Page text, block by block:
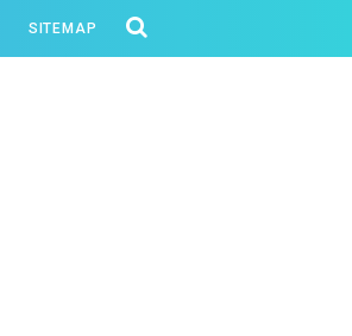
SITEMAP